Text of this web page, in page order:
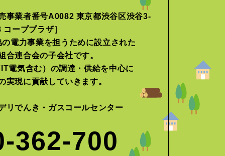
事業者番号A0082 東京都渋谷区渋谷3-
コーププラザ］
電力事業を担うために設立された
合連合会の子会社です。
電気含む）の調達・供給を中心に
実現に貢献していきます。
リでんき・ガスコールセンター
362-700